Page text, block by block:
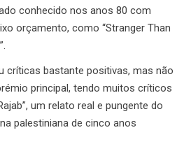
conhecido nos anos 80 com
orçamento, como “Stranger Than
críticas bastante positivas, mas não
principal, tendo muitos críticos
um relato real e pungente do
palestiniana de cinco anos